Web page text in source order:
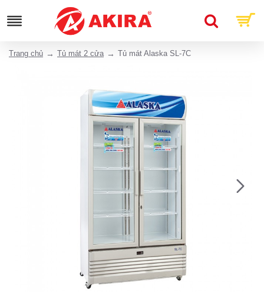
Trang chủ Tủ mát 2 cửa Tủ mát Alaska SL-7C